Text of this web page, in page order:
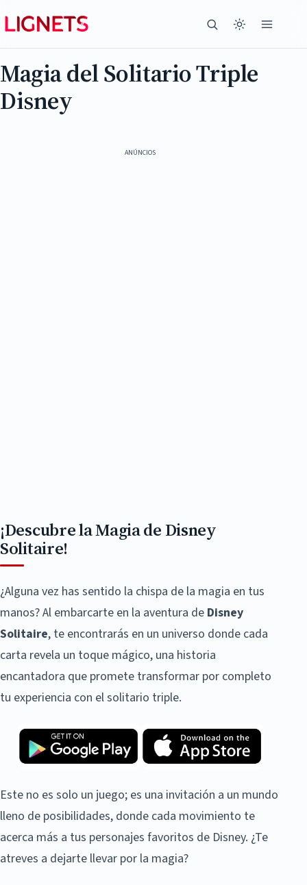
Magia del Solitario Triple
Disney
ANÚNCIOS
¡Descubre la Magia de Disney
Solitaire!
¿Alguna vez has sentido la chispa de la magia en tus
manos? Al embarcarte en la aventura de Disney
Solitaire, te encontrarás en un universo donde cada
carta revela un toque mágico, una historia
encantadora que promete transformar por completo
tu experiencia con el solitario triple.
Este no es solo un juego; es una invitación a un mundo
lleno de posibilidades, donde cada movimiento te
acerca más a tus personajes favoritos de Disney. ¿Te
atreves a dejarte llevar por la magia?